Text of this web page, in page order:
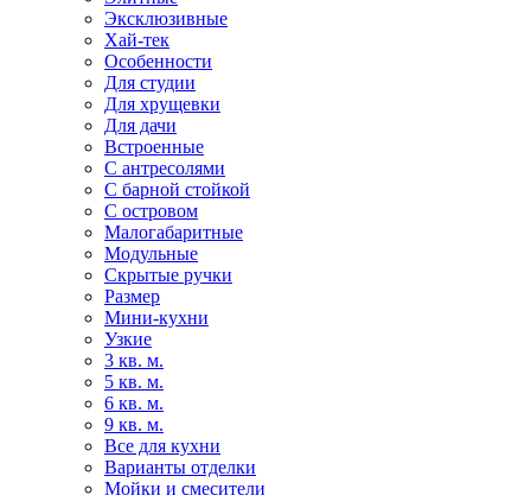
Эксклюзивные
Хай-тек
Особенности
Для студии
Для хрущевки
Для дачи
Встроенные
С антресолями
С барной стойкой
С островом
Малогабаритные
Модульные
Скрытые ручки
Размер
Мини-кухни
Узкие
3 кв. м.
5 кв. м.
6 кв. м.
9 кв. м.
Все для кухни
Варианты отделки
Мойки и смесители